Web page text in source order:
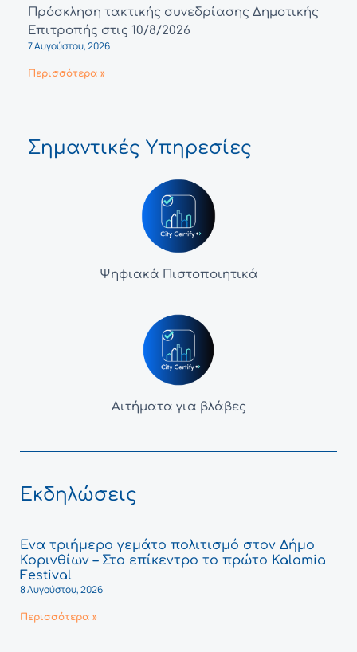
Πρόσκληση τακτικής συνεδρίασης Δημοτικής
Επιτροπής στις 10/8/2026
7 Αυγούστου, 2026
Περισσότερα »
Σημαντικές Υπηρεσίες
Ψηφιακά Πιστοποιητικά
Αιτήματα για βλάβες
Εκδηλώσεις
Ένα τριήμερο γεμάτο πολιτισμό στον Δήμο
Κορινθίων – Στο επίκεντρο το πρώτο Kalamia
Festival
8 Αυγούστου, 2026
Περισσότερα »